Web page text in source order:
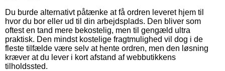
Du burde alternativt påtænke at få ordren leveret hjem til
hvor du bor eller ud til din arbejdsplads. Den bliver som
oftest en tand mere bekostelig, men til gengæld ultra
praktisk. Den mindst kostelige fragtmulighed vil dog i de
fleste tilfælde være selv at hente ordren, men den løsning
kræver at du lever i kort afstand af webbutikkens
tilholdssted.